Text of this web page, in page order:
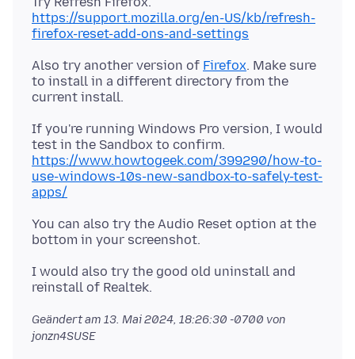
https://support.mozilla.org/en-US/kb/refresh-
firefox-reset-add-ons-and-settings
Also try another version of Firefox. Make sure
to install in a different directory from the
If you're running Windows Pro version, I would
test in the Sandbox to confirm.
https://www.howtogeek.com/399290/how-to-
use-windows-10s-new-sandbox-to-safely-test-
apps/
You can also try the Audio Reset option at the
I would also try the good old uninstall and
Geändert am 13. Mai 2024, 18:26:30 -0700 von
jonzn4SUSE